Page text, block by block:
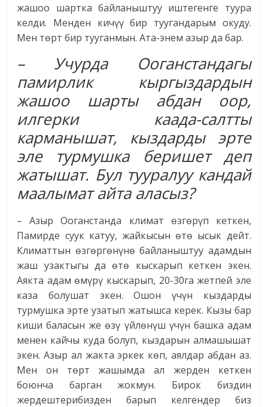
жашоо шартка байланыштуу иштегенге туура
келди. Менден кичүү бир туугандарым окуду.
Мен төрт бир тууганмын. Ата-энем азыр да бар.
– Учурда Ооганстандагы
памирлик кыргыздардын
жашоо шарты абдан оор,
илгерки каада-салтты
карманышат, кыздарды эрте
эле турмушка беришет деп
жатышат. Бул тууралуу кандай
маалымат айта аласыз?
– Азыр Ооганстанда климат өзгөрүп кеткен,
Памирде суук катуу, жайкысын өтө ысык дейт.
Климаттын өзгөргөнүнө байланыштуу адамдын
жаш узактыгы да өтө кыскарып кеткен экен.
Аякта адам өмүрү кыскарып, 20-30га жетпей эле
каза болушат экен. Ошон үчүн кыздарды
турмушка эрте узатып жатышса керек. Кызы бар
киши баласын же өзү үйлөнүш үчүн башка адам
менен кайчы куда болуп, кыздарын алмашышат
экен. Азыр ал жакта эркек көп, аялдар абдан аз.
Мен он төрт жашымда ал жерден кеткен
боюнча барган жокмун. Бирок биздин
жердештерибизден барып келгендер биз